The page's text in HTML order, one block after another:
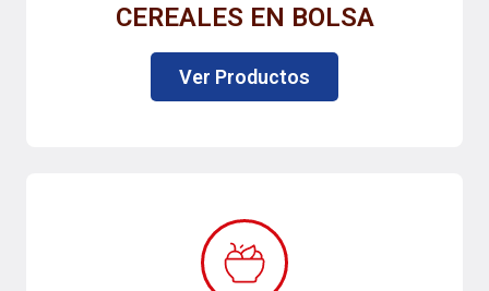
CEREALES EN BOLSA
Ver Productos